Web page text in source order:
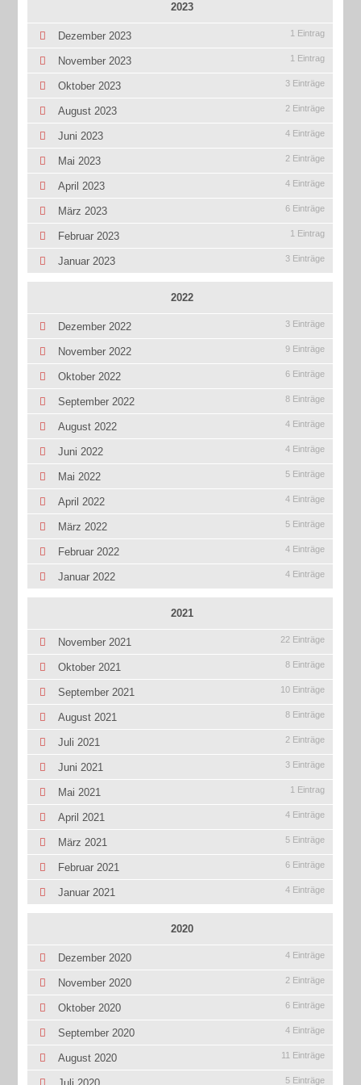
2023
Dezember 2023 1 Eintrag
November 2023 1 Eintrag
Oktober 2023 3 Einträge
August 2023 2 Einträge
Juni 2023 4 Einträge
Mai 2023 2 Einträge
April 2023 4 Einträge
März 2023 6 Einträge
Februar 2023 1 Eintrag
Januar 2023 3 Einträge
2022
Dezember 2022 3 Einträge
November 2022 9 Einträge
Oktober 2022 6 Einträge
September 2022 8 Einträge
August 2022 4 Einträge
Juni 2022 4 Einträge
Mai 2022 5 Einträge
April 2022 4 Einträge
März 2022 5 Einträge
Februar 2022 4 Einträge
Januar 2022 4 Einträge
2021
November 2021 22 Einträge
Oktober 2021 8 Einträge
September 2021 10 Einträge
August 2021 8 Einträge
Juli 2021 2 Einträge
Juni 2021 3 Einträge
Mai 2021 1 Eintrag
April 2021 4 Einträge
März 2021 5 Einträge
Februar 2021 6 Einträge
Januar 2021 4 Einträge
2020
Dezember 2020 4 Einträge
November 2020 2 Einträge
Oktober 2020 6 Einträge
September 2020 4 Einträge
August 2020 11 Einträge
5 Einträge